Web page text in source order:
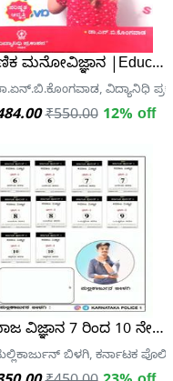
ಗೋಲ್ಡ್ಮನೋವಿಜ್ಞಾನ
ವಿದ್ಯಾನಿಧಿ
₹550.00 12% off
ವಿಜ್ಞಾನ ಪತ್ರಿಕೆ-2 ಕೈಪಿಡಿ
Publication
ವಿಜ್ಞಾನ 7 ರಿಂದ 10 ನೇ
ಬಿಳಗಿ, ಕರ್ನಾಟಕ